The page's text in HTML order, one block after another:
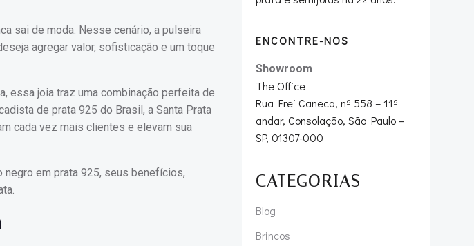
sai de moda. Nesse cenário, a pulseira
agregar valor, sofisticação e um toque
essa joia traz uma combinação perfeita de
de prata 925 do Brasil, a Santa Prata
cada vez mais clientes e elevam sua
em prata 925, seus benefícios,
ENCONTRE-NOS
Showroom
The Office
Rua Frei Caneca, nº 558 – 11º
andar, Consolação, São Paulo –
SP, 01307-000
CATEGORIAS
Blog
Brincos